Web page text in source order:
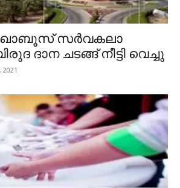
സർവകലാ
ദാന ചടങ്ങ് നീട്ടി വെച്ചു